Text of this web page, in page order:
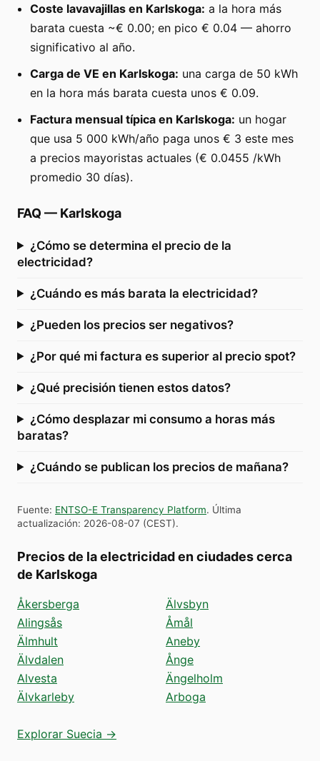
Coste lavavajillas en Karlskoga: a la hora más
barata cuesta ~€ 0.00; en pico € 0.04 — ahorro
significativo al año.
Carga de VE en Karlskoga: una carga de 50 kWh
en la hora más barata cuesta unos € 0.09.
Factura mensual típica en Karlskoga: un hogar
que usa 5 000 kWh/año paga unos € 3 este mes
a precios mayoristas actuales (€ 0.0455 /kWh
promedio 30 días).
FAQ — Karlskoga
¿Cómo se determina el precio de la
electricidad?
¿Cuándo es más barata la electricidad?
¿Pueden los precios ser negativos?
¿Por qué mi factura es superior al precio spot?
¿Qué precisión tienen estos datos?
¿Cómo desplazar mi consumo a horas más
baratas?
¿Cuándo se publican los precios de mañana?
Fuente: ENTSO-E Transparency Platform. Última
actualización: 2026-08-07 (CEST).
Precios de la electricidad en ciudades cerca
de Karlskoga
Åkersberga
Alingsås
Älmhult
Älvdalen
Alvesta
Älvkarleby
Älvsbyn
Åmål
Aneby
Ånge
Ängelholm
Arboga
Explorar Suecia →